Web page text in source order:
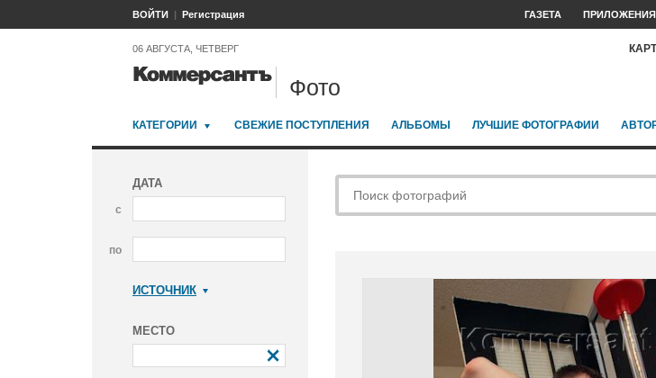
ВОЙТИ Регистрация ГАЗЕТА ПРИЛОЖЕНИЯ
06 АВГУСТА, ЧЕТВЕРГ
Фото
КАТЕГОРИИ СВЕЖИЕ ПОСТУПЛЕНИЯ АЛЬБОМЫ ЛУЧШИЕ ФОТОГРАФИИ
ДАТА
с
по
ИСТОЧНИК
МЕСТО